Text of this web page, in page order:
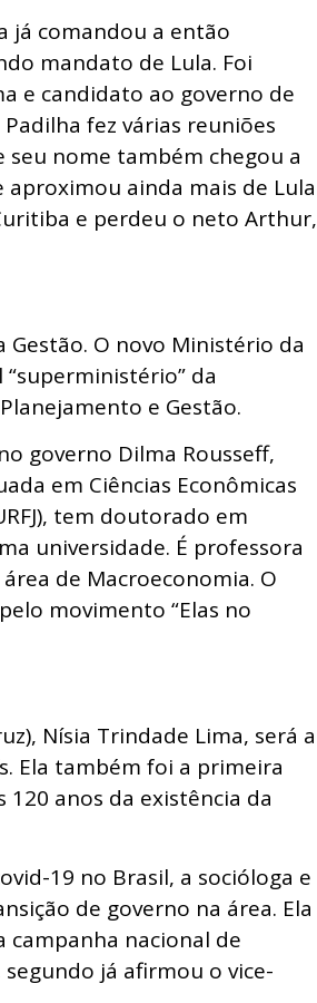
já comandou a então
mandato de Lula. Foi
e candidato ao governo de
fez várias reuniões
nome também chegou a
aproximou ainda mais de Lula
e perdeu o neto Arthur,
O novo Ministério da
da
e Gestão.
governo Dilma Rousseff,
em Ciências Econômicas
tem doutorado em
universidade. É professora
de Macroeconomia. O
movimento “Elas no
Nísia Trindade Lima, será a
Ela também foi a primeira
anos da existência da
19 no Brasil, a socióloga e
de governo na área. Ela
campanha nacional de
já afirmou o vice-